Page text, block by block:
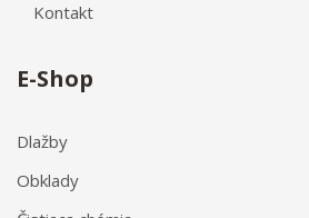
Kontakt
E-Shop
Dlažby
Obklady